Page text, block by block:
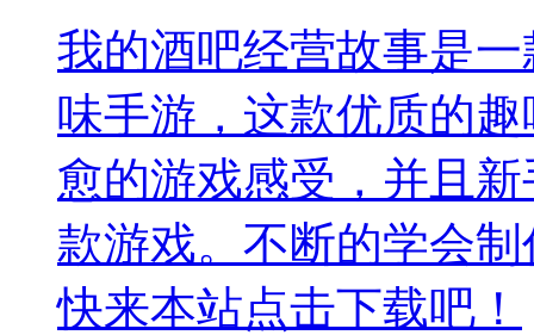
我的酒吧经营故事是
味手游，这款优质的
愈的游戏感受，并且
款游戏。不断的学会
快来本站点击下载吧！